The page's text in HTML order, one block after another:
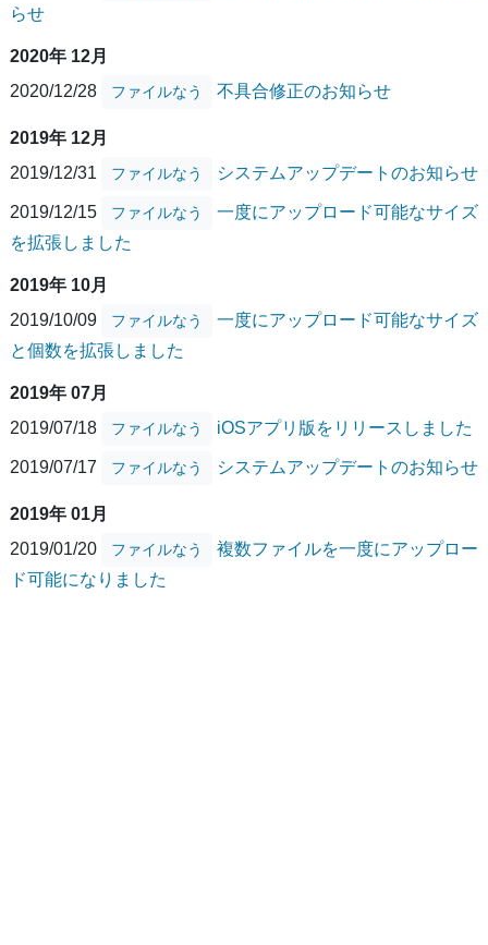
らせ
2020年 12月
2020/12/28
ファイルなう 不具合修正のお知らせ
2019年 12月
2019/12/31
ファイルなう システムアップデートのお知らせ
2019/12/15 ファイルなう
一度にアップロード可能なサイズ
を拡張しました
2019年 10月
2019/10/09
ファイルなう
一度にアップロード可能なサイズ
と個数を拡張しました
2019年 07月
2019/07/18
ファイルなう iOSアプリ版をリリースしました
2019/07/17 ファイルなう システムアップデートのお知らせ
2019年 01月
2019/01/20
ファイルなう
複数ファイルを一度にアップロー
ド可能になりました